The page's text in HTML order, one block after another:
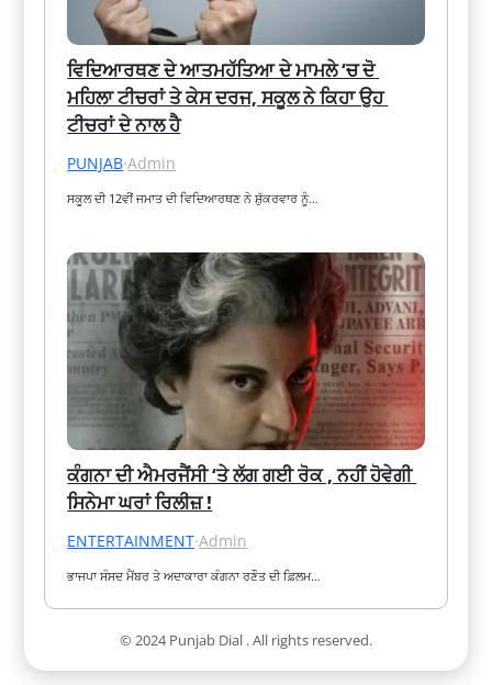
ਵਿਦਿਆਰਥਣ ਦੇ ਆਤਮਹੱਤਿਆ ਦੇ ਮਾਮਲੇ ‘ਚ ਦੋ
ਮਹਿਲਾ ਟੀਚਰਾਂ ਤੇ ਕੇਸ ਦਰਜ, ਸਕੂਲ ਨੇ ਕਿਹਾ ਉਹ
ਟੀਚਰਾਂ ਦੇ ਨਾਲ ਹੈ
PUNJAB·Admin
ਸਕੂਲ ਦੀ 12ਵੀਂ ਜਮਾਤ ਦੀ ਵਿਦਿਆਰਥਣ ਨੇ ਸ਼ੁੱਕਰਵਾਰ ਨੂੰ…
ਕੰਗਨਾ ਦੀ ਐਮਰਜੈਂਸੀ ‘ਤੇ ਲੱਗ ਗਈ ਰੋਕ , ਨਹੀਂ ਹੋਵੇਗੀ
ਸਿਨੇਮਾ ਘਰਾਂ ਰਿਲੀਜ਼ !
ENTERTAINMENT·Admin
ਭਾਜਪਾ ਸੰਸਦ ਮੈਂਬਰ ਤੇ ਅਦਾਕਾਰਾ ਕੰਗਨਾ ਰਣੌਤ ਦੀ ਫ਼ਿਲਮ…
© 2024 Punjab Dial . All rights reserved.